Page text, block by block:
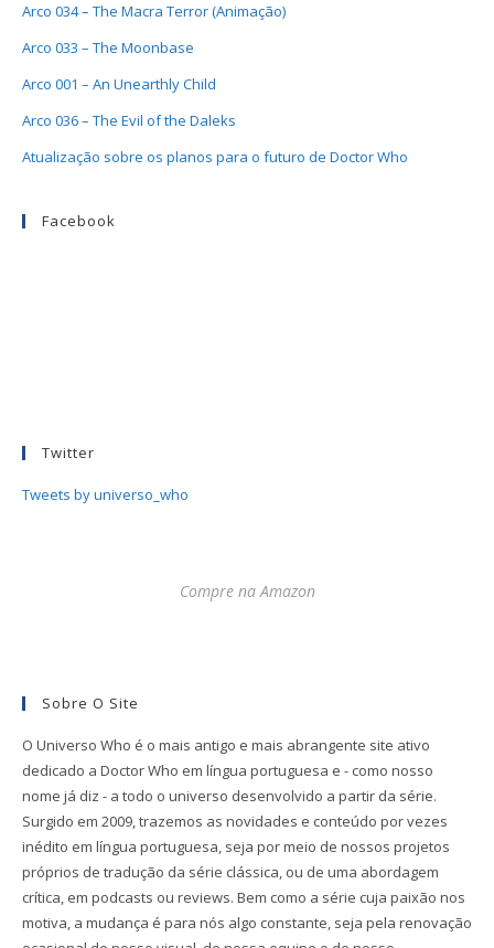
Arco 034 – The Macra Terror (Animação)
Arco 033 – The Moonbase
Arco 001 – An Unearthly Child
Arco 036 – The Evil of the Daleks
Atualização sobre os planos para o futuro de Doctor Who
Facebook
Twitter
Tweets by universo_who
Compre na Amazon
Sobre O Site
O Universo Who é o mais antigo e mais abrangente site ativo
dedicado a Doctor Who em língua portuguesa e - como nosso
nome já diz - a todo o universo desenvolvido a partir da série.
Surgido em 2009, trazemos as novidades e conteúdo por vezes
inédito em língua portuguesa, seja por meio de nossos projetos
próprios de tradução da série clássica, ou de uma abordagem
crítica, em podcasts ou reviews. Bem como a série cuja paixão nos
motiva, a mudança é para nós algo constante, seja pela renovação